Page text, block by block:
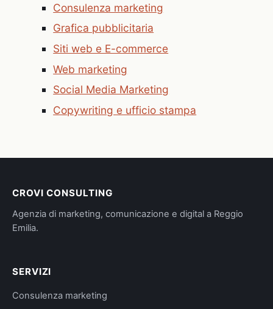
Consulenza marketing
Grafica pubblicitaria
Siti web e E-commerce
Web marketing
Social Media Marketing
Copywriting e ufficio stampa
CROVI CONSULTING
Agenzia di marketing, comunicazione e digital a Reggio
Emilia.
SERVIZI
Consulenza marketing